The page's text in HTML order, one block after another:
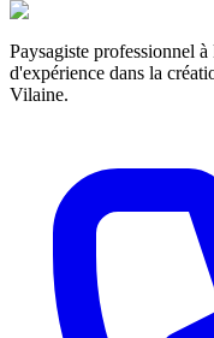
Paysagiste professionnel
d'expérience dans la
Vilaine.